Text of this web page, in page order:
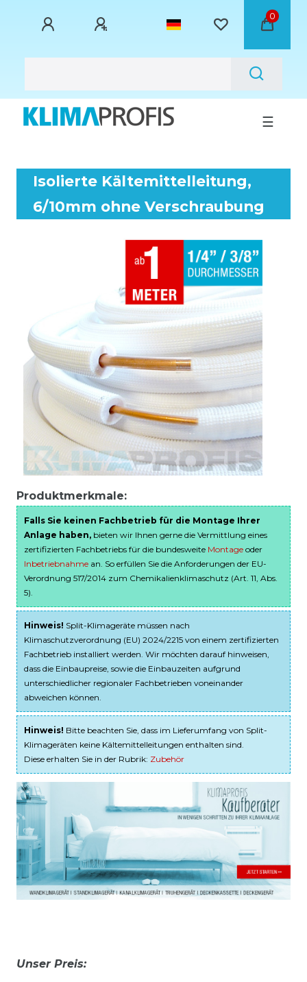
0
☰
Isolierte Kältemittelleitung,
6/10mm ohne Verschraubung
Produktmerkmale:
Falls Sie keinen Fachbetrieb für die Montage Ihrer
Anlage haben, bieten wir Ihnen gerne die Vermittlung eines
zertifizierten Fachbetriebs für die bundesweite Montage oder
Inbetriebnahme an. So erfüllen Sie die Anforderungen der EU-
Verordnung 517/2014 zum Chemikalienklimaschutz (Art. 11, Abs.
5).
Hinweis! Split-Klimageräte müssen nach
Klimaschutzverordnung (EU) 2024/2215 von einem zertifizierten
Fachbetrieb installiert werden. Wir möchten darauf hinweisen,
dass die Einbaupreise, sowie die Einbauzeiten aufgrund
unterschiedlicher regionaler Fachbetrieben voneinander
abweichen können.
Hinweis! Bitte beachten Sie, dass im Lieferumfang von Split-
Klimageräten keine Kältemittelleitungen enthalten sind.
Diese erhalten Sie in der Rubrik: Zubehör
Unser Preis: